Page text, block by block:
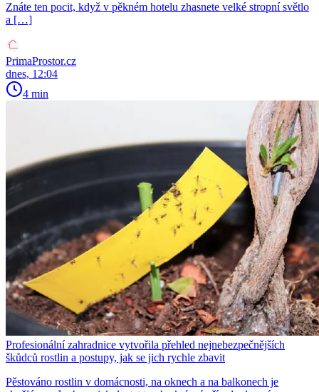
Znáte ten pocit, když v pěkném hotelu zhasnete velké stropní světlo
a […]
PrimaProstor.cz
dnes, 12:04
4 min
Profesionální zahradnice vytvořila přehled nejnebezpečnějších
škůdců rostlin a postupy, jak se jich rychle zbavit
Pěstováno rostlin v domácnosti, na oknech a na balkonech je